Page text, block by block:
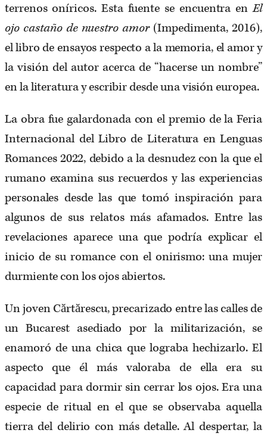
terrenos oníricos. Esta fuente se encuentra enEl
ojo castaño de nuestro amor(Impedimenta, 2016),
el libro de ensayos respecto a la memoria, el amor y
la visión del autor acerca de “hacerse un nombre”
en la literatura y escribir desde una visión europea.
La obra fue galardonada con el premio de la Feria
Internacional del Libro de Literatura en Lenguas
Romances 2022, debido a la desnudez con la que el
rumano examina sus recuerdos y las experiencias
personales desde las que tomó inspiración para
algunos de sus relatos más afamados. Entre las
revelaciones aparece una que podría explicar el
inicio de su romance con el onirismo: una mujer
durmiente con los ojos abiertos.
Un joven Cărtărescu, precarizado entre las calles de
un Bucarest asediado por la militarización, se
enamoró de una chica que lograba hechizarlo. El
aspecto que él más valoraba de ella era su
capacidad para dormir sin cerrar los ojos. Era una
especie de ritual en el que se observaba aquella
tierra del delirio con más detalle. Al despertar, la